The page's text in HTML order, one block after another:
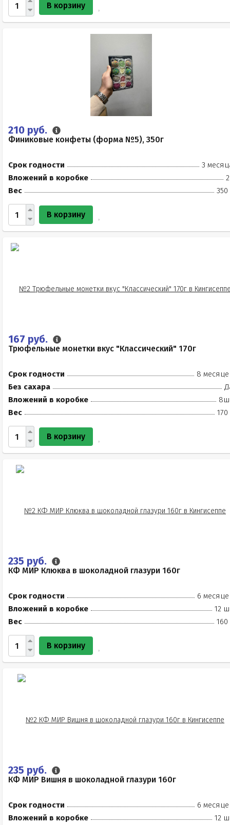
В корзину
210 руб.
Финиковые конфеты (форма №5), 350г
Срок годности
3
Вложений в коробке
Вес
350
В корзину
167 руб.
Трюфельные монетки вкус "Классический" 170г
Срок годности
8
Без сахара
Вложений в коробке
Вес
170
В корзину
235 руб.
КФ МИР Клюква в шоколадной глазури 160г
Срок годности
6
Вложений в коробке
12
Вес
160
В корзину
235 руб.
КФ МИР Вишня в шоколадной глазури 160г
Срок годности
6
Вложений в коробке
12